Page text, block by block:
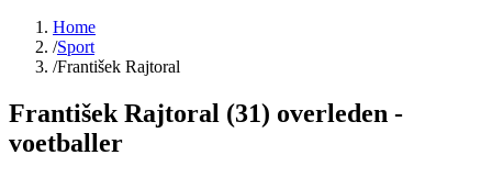
Home
/Sport
/František Rajtoral
František Rajtoral (31) overleden -
voetballer